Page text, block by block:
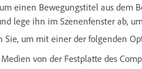
einen Bewegungstitel aus dem
lege ihn im Szenenfenster ab,
Sie, um mit einer der folgenden
von der Festplatte des